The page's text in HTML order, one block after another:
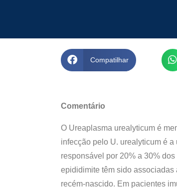
Compatilhar
Comentário
O Ureaplasma urealyticum é
infecção pelo U. urealyticum é
responsável por 20% a 30%
epididimite têm sido associadas
recém-nascido. Em pacientes